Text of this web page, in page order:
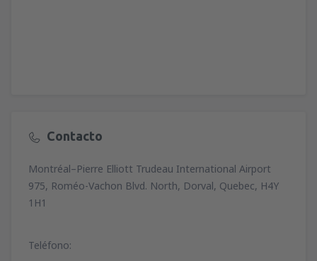
Contacto
Montréal–Pierre Elliott Trudeau International Airport
975, Roméo-Vachon Blvd. North, Dorval, Quebec, H4Y
1H1
Teléfono: